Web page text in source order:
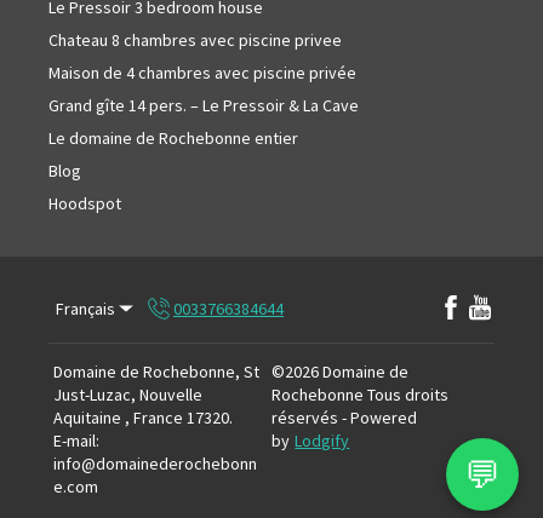
💬
Le Pressoir 3 bedroom house
Chateau 8 chambres avec piscine privee
Maison de 4 chambres avec piscine privée
Grand gîte 14 pers. – Le Pressoir & La Cave
Le domaine de Rochebonne entier
Blog
Hoodspot
Français 0033766384644
Domaine de Rochebonne, St
Just-Luzac, Nouvelle
Aquitaine , France 17320.
E-mail:
info@domainederochebonn
e.com
©2026Domaine de
Rochebonne Tous droits
réservés - Powered
by Lodgify